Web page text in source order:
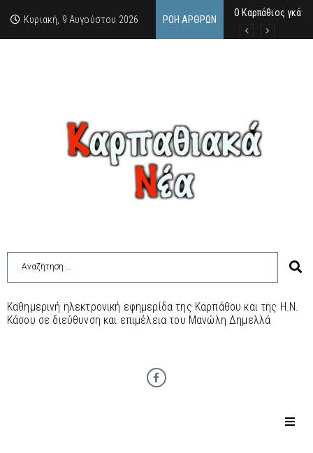
Κυριακή, 9 Αυγούστου 2026 ΡΟΉ ΆΡΘΡΩΝ
Ο Καρπάθιος
Από την πέτρα
Η Κάρπαθος υπό
Καθημερινή ηλεκτρονική εφημερίδα της Καρπάθου και της Η.Ν.
Κάσου σε διεύθυνση και επιμέλεια του Μανώλη Δημελλά